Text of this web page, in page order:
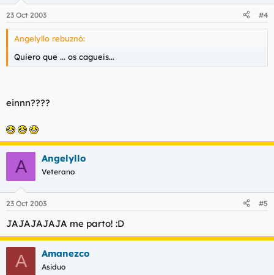
23 Oct 2003 #4
Angelyllo rebuznó:
Quiero que ... os cagueis...
einnn????
A Angelyllo
Veterano
23 Oct 2003 #5
JAJAJAJAJA me parto! :D
A Amanezco
Asiduo